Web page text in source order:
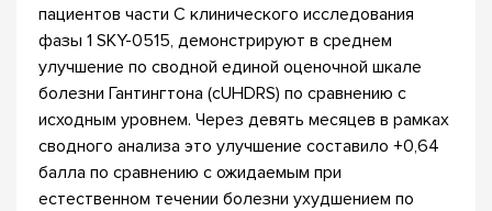
пациентов части C клинического исследования
фазы 1 SKY-0515, демонстрируют в среднем
улучшение по сводной единой оценочной шкале
болезни Гантингтона (cUHDRS) по сравнению с
исходным уровнем. Через девять месяцев в рамках
сводного анализа это улучшение составило +0,64
балла по сравнению с ожидаемым при
естественном течении болезни ухудшением по